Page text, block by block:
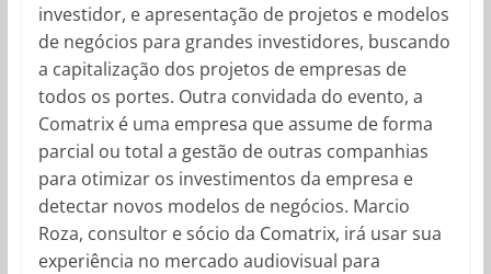
investidor, e apresentação de projetos e modelos
de negócios para grandes investidores, buscando
a capitalização dos projetos de empresas de
todos os portes. Outra convidada do evento, a
Comatrix é uma empresa que assume de forma
parcial ou total a gestão de outras companhias
para otimizar os investimentos da empresa e
detectar novos modelos de negócios. Marcio
Roza, consultor e sócio da Comatrix, irá usar sua
experiência no mercado audiovisual para